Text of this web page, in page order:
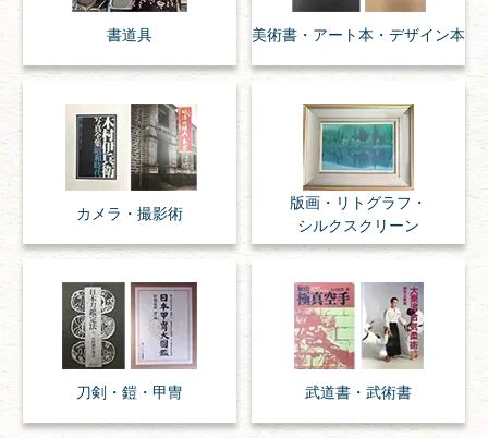
書道具 美術書・アート本・ デザイン本
カメラ・撮影術
版画・リトグラフ・
シルクスクリーン
刀剣・ 鎧・ 甲冑 武道書・ 武術書